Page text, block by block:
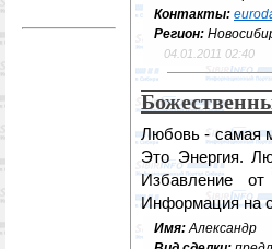
Контакты:
Регион:
04.01.2011 02:40
Любовь - самая
Это Энергия.
Избавление от
Информация на
Имя:Александр